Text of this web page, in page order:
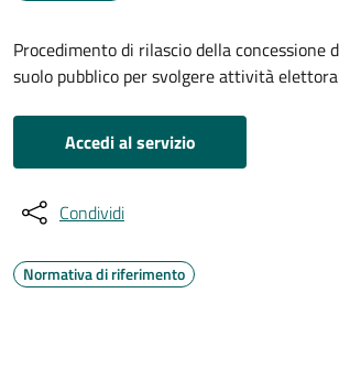
Procedimento di rilascio della concessione
suolo pubblico per svolgere attività
Accedi al servizio
Condividi
Normativa di riferimento